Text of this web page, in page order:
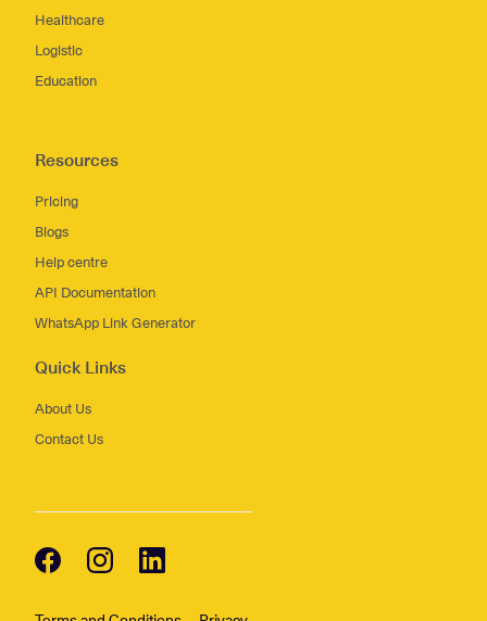
Healthcare
Logistic
Education
Resources
Pricing
Blogs
Help centre
API Documentation
WhatsApp Link Generator
Quick Links
About Us
Contact Us